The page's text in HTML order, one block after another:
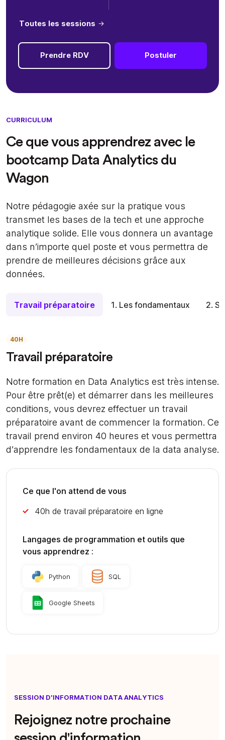
Toutes les sessions
Prendre RDV Postuler
CURRICULUM
Ce que vous apprendrez avec le
bootcamp Data Analytics du
Wagon
Notre pédagogie axée sur la pratique vous
transmet les bases de la tech et une approche
analytique solide. Elle vous donnera un avantage
dans n’importe quel poste et vous permettra de
prendre de meilleures décisions grâce aux
données.
Travail préparatoire 1. Les fondamentaux 2.
40H
Travail préparatoire
Notre formation en Data Analytics est très intense.
Pour être prêt(e) et démarrer dans les meilleures
conditions, vous devrez effectuer un travail
préparatoire avant de commencer la formation. Ce
travail prend environ 40 heures et vous permettra
d’apprendre les fondamentaux de la data analyse.
Ce que l'on attend de vous
40h de travail préparatoire en ligne
Langages de programmation et outils que
vous apprendrez :
Python SQL
Google Sheets
SESSION D'INFORMATION DATA ANALYTICS
Rejoignez notre prochaine